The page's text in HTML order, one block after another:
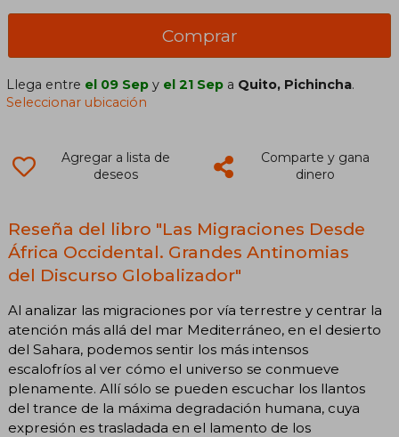
Comprar
Llega entre el 09 Sep y el 21 Sep a Quito, Pichincha.
Seleccionar ubicación
Agregar a lista de
deseos
Comparte y gana
dinero
Reseña del libro "Las Migraciones Desde
África Occidental. Grandes Antinomias
del Discurso Globalizador"
Al analizar las migraciones por vía terrestre y centrar la
atención más allá del mar Mediterráneo, en el desierto
del Sahara, podemos sentir los más intensos
escalofríos al ver cómo el universo se conmueve
plenamente. Allí sólo se pueden escuchar los llantos
del trance de la máxima degradación humana, cuya
expresión es trasladada en el lamento de los